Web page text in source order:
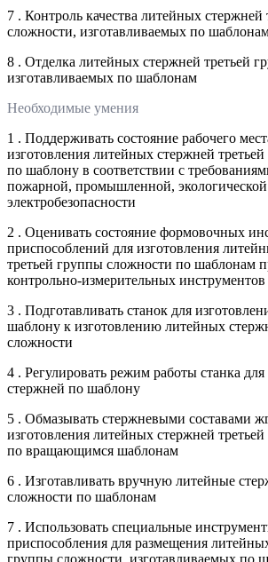
7 . Контроль качества литейных стержней
сложности, изготавливаемых по
8 . Отделка литейных стержней третьей
изготавливаемых по шаблонам
Необходимые умения
1 . Поддерживать состояние рабочего
изготовления литейных стержней
по шаблону в соответствии с
пожарной, промышленной,
электробезопасности
2 . Оценивать состояние формовочных
приспособлений для изготовления
третьей группы сложности по шаблонам
контрольно-измерительных
3 . Подготавливать станок для
шаблону к изготовлению литейных
сложности
4 . Регулировать режим работы станка для
стержней по шаблону
5 . Обмазывать стержневыми составами
изготовления литейных стержней
по вращающимся шаблонам
6 . Изготавливать вручную литейные
сложности по шаблонам
7 . Использовать специальные
приспособления для размещения
группы сложности, изготавливаемых по